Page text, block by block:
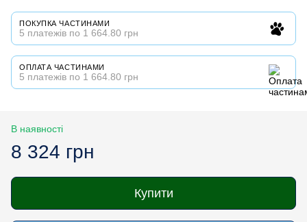
ПОКУПКА ЧАСТИНАМИ
5 платежів по 1 664.80 грн
ОПЛАТА ЧАСТИНАМИ
5 платежів по 1 664.80 грн
В наявності
8 324 грн
Купити